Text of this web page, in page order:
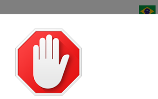
/ BAIXE AGORA